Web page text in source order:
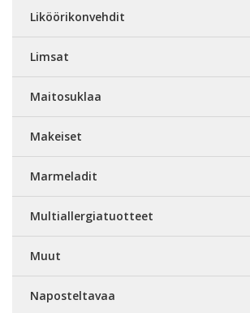
Liköörikonvehdit
Limsat
Maitosuklaa
Makeiset
Marmeladit
Multiallergiatuotteet
Muut
Naposteltavaa